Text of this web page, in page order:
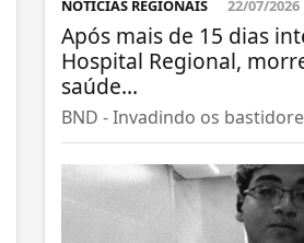
NOTÍCIAS REGIONAIS 22/07/2026
Após mais de 15 dias
Hospital Regional,
saúde...
BND - Invadindo os